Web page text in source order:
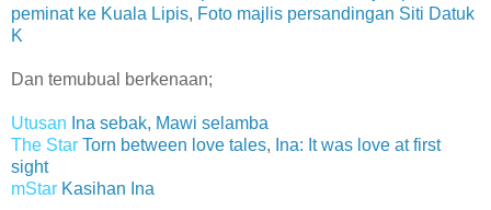
peminat ke Kuala Lipis, Foto majlis persandingan Siti Datuk
K
Dan temubual berkenaan;
Utusan Ina sebak, Mawi selamba
The Star Torn between love tales, Ina: It was love at first
sight
mStar Kasihan Ina